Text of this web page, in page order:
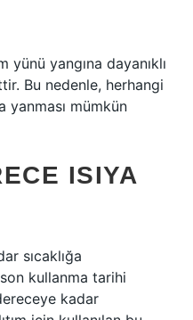
yünü yangına dayanıklı
Bu nedenle, herhangi
yanması mümkün
ISIYA
sıcaklığa
kullanma tarihi
kadar